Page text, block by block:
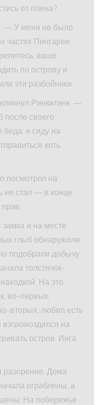
от плена?
— У меня не было
частях Пингареи.
ваше
по острову и
эти разбойники.
Ринкитинк. —
после своего
беда: я сяду на
хоть
посмотрел на
не стал — в конце
и на месте
глыб обнаружили
подобрали добычу
толстячок-
На это
во-первых,
вторых, любил есть
на
остров. Инга
разорение. Дома
ограблены, а
На побережье